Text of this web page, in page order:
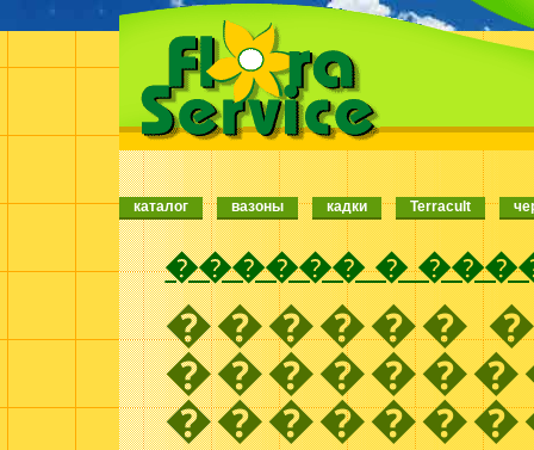
каталог вазоны кадки Terracult
������ �
������